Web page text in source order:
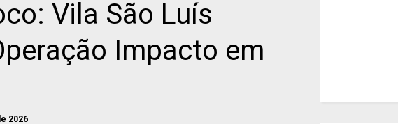
Vila São Luís
Impacto em
2026